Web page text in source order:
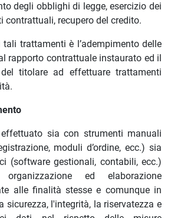
degli obblighi di legge, esercizio dei
contrattuali, recupero del credito.
trattamenti è l’adempimento delle
rapporto contrattuale instaurato ed il
titolare ad effettuare trattamenti
sia con strumenti manuali
moduli d’ordine, ecc.) sia
(software gestionali, contabili, ecc.)
ed elaborazione
alle finalità stesse e comunque in
sicurezza, l'integrità, la riservatezza e